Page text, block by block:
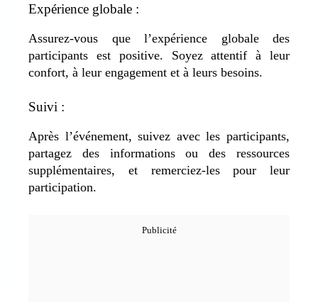
Expérience globale :
Assurez-vous que l’expérience globale des
participants est positive. Soyez attentif à leur
confort, à leur engagement et à leurs besoins.
Suivi :
Après l’événement, suivez avec les participants,
partagez des informations ou des ressources
supplémentaires, et remerciez-les pour leur
participation.